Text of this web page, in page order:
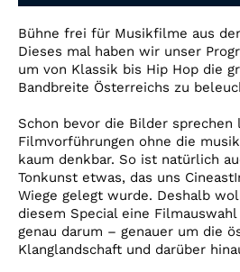
Bühne frei für Musikfilme aus
Dieses mal haben wir unser
um von Klassik bis Hip Hop die
Bandbreite Österreichs zu
Schon bevor die Bilder sprechen
Filmvorführungen ohne die
kaum denkbar. So ist natürlich
Tonkunst etwas, das uns
Wiege gelegt wurde. Deshalb
diesem Special eine
genau darum – genauer um die
Klanglandschaft und darüber